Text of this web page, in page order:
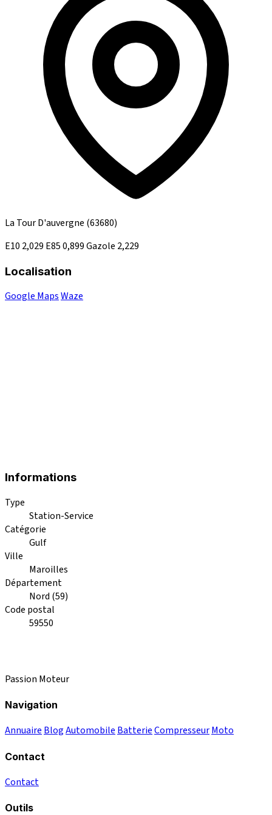
La Tour D'auvergne (63680)
E10 2,029 E850,899Gazole 2,229
Localisation
Google MapsWaze
Informations
Type
Station-Service
Catégorie
Gulf
Ville
Maroilles
Département
Nord (59)
Code postal
59550
Passion Moteur
Navigation
Annuaire BlogAutomobile BatterieCompresseurMoto
Contact
Contact
Outils